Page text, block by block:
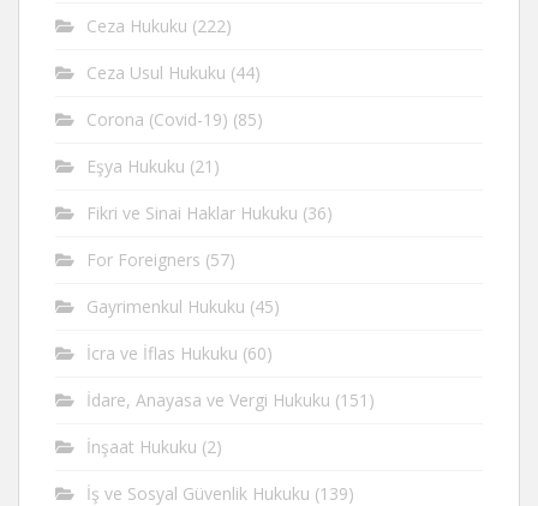
Ceza Hukuku (222)
Ceza Usul Hukuku (44)
Corona (Covid-19) (85)
Eşya Hukuku (21)
Fikri ve Sinai Haklar Hukuku (36)
For Foreigners (57)
Gayrimenkul Hukuku (45)
İcra ve İflas Hukuku (60)
İdare, Anayasa ve Vergi Hukuku (151)
İnşaat Hukuku (2)
İş ve Sosyal Güvenlik Hukuku (139)